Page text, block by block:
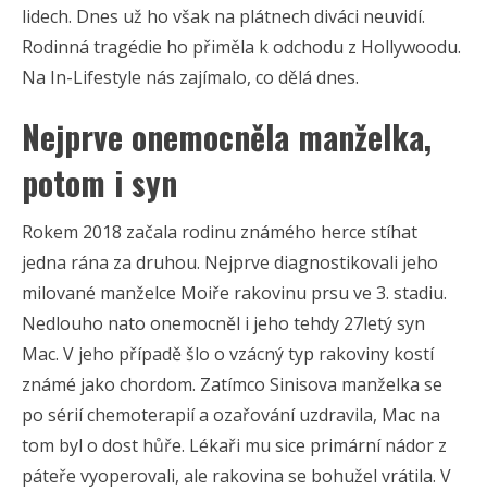
lidech. Dnes už ho však na plátnech diváci neuvidí.
Rodinná tragédie ho přiměla k odchodu z Hollywoodu.
Na In-Lifestyle nás zajímalo, co dělá dnes.
Nejprve onemocněla manželka,
potom i syn
Rokem 2018 začala rodinu známého herce stíhat
jedna rána za druhou. Nejprve diagnostikovali jeho
milované manželce Moiře rakovinu prsu ve 3. stadiu.
Nedlouho nato onemocněl i jeho tehdy 27letý syn
Mac. V jeho případě šlo o vzácný typ rakoviny kostí
známé jako chordom. Zatímco Sinisova manželka se
po sérií chemoterapií a ozařování uzdravila, Mac na
tom byl o dost hůře. Lékaři mu sice primární nádor z
páteře vyoperovali, ale rakovina se bohužel vrátila. V